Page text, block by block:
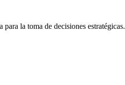
la toma de decisiones estratégicas.